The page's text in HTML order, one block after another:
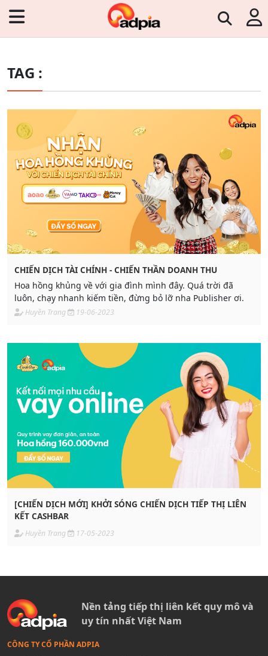
TAG :
CHIẾN DỊCH TÀI CHÍNH - CHIẾN THẦN DOANH THU
Hoa hồng khủng về với gia đình mình đây. Quá trời đã
luôn, chạy nhanh kiếm tiền, đừng bỏ lỡ nha Publisher ơi.
Huyền Trang 19-06-2023
[CHIẾN DỊCH MỚI] KHỞI SÓNG CHIẾN DỊCH TIẾP THỊ LIÊN
KẾT CASHBAR
Huyền Trang 17-05-2023
Nền tảng tiếp thị liên kết quy mô và
uy tín nhất Việt Nam
CÔNG TY CỔ PHẦN ADPIA